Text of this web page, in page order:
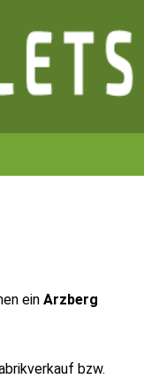
ein Arzberg
bzw.